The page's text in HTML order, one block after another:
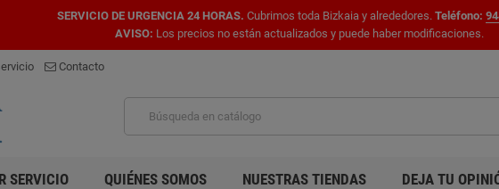
SERVICIO DE URGENCIA 24 HORAS. Cubrimos toda Bizkaia y alrededores. Teléfono:
AVISO: Los precios no están actualizados y puede haber modificaciones.
Contacto
SERVICIO QUIÉNES SOMOS NUESTRAS TIENDAS DEJA TU